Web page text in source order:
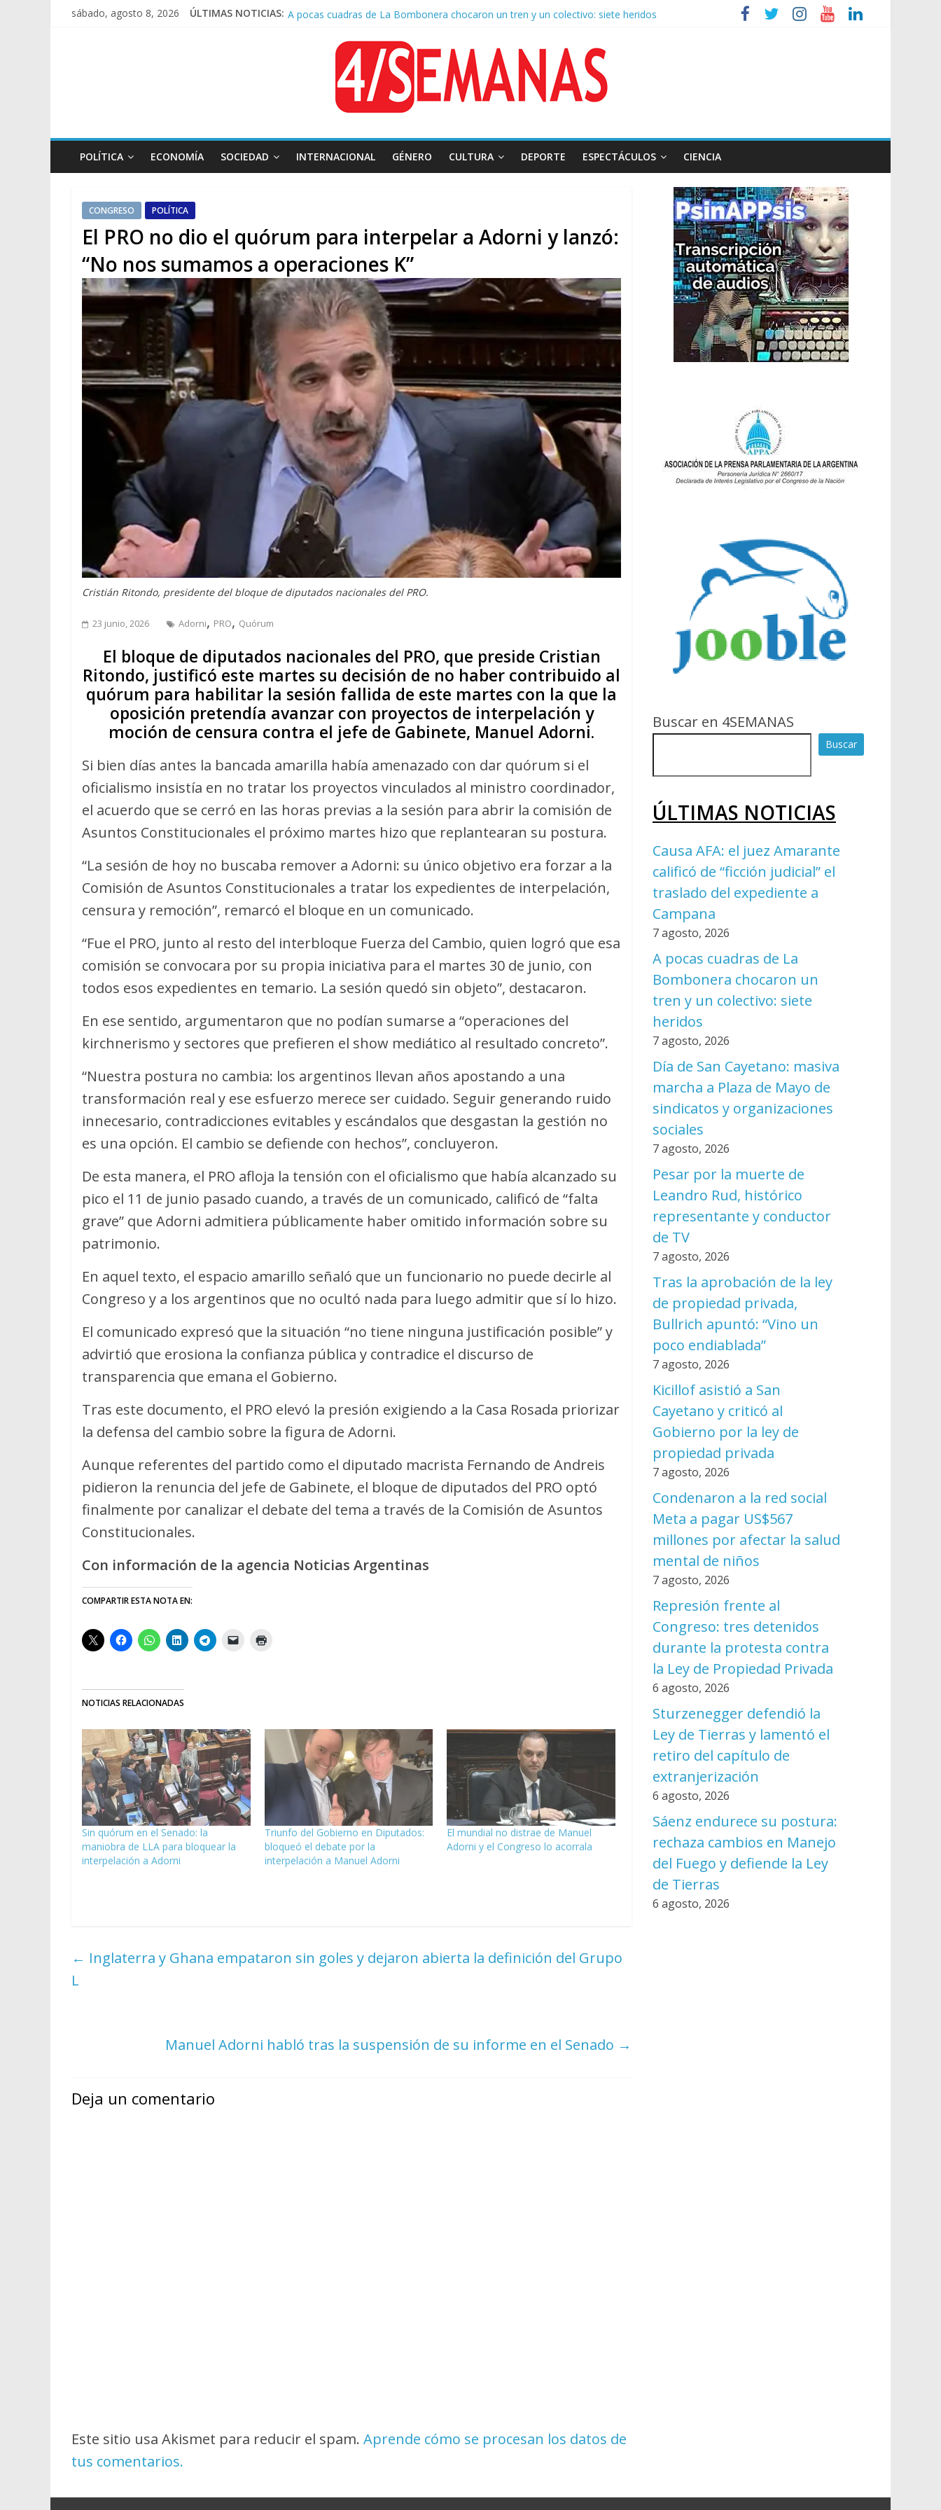
sábado, agosto 8, 2026 ÚLTIMAS NOTICIAS: A pocas cuadras de La Bombonera chocaron un tren y un colectivo: siete heridos
Pesar por la muerte de Leandro Rud, histórico representante y conductor de TV
Tras la aprobación de la ley de propiedad privada, Bullrich apuntó: “Vino un poco endiablada”
Causa AFA: el juez Amarante calificó de “ficción judicial” el traslado del expediente a Campana
POLÍTICA ECONOMÍA SOCIEDAD INTERNACIONAL GÉNERO CULTURA DEPORTE ESPECTÁCULOS CIENCIA
CONGRESO POLÍTICA
El PRO no dio el quórum para interpelar a Adorni y lanzó:
“No nos sumamos a operaciones K”
Cristián Ritondo, presidente del bloque de diputados nacionales del PRO.
23 junio, 2026 Adorni, PRO, Quórum
El bloque de diputados nacionales del PRO, que preside Cristian
Ritondo, justificó este martes su decisión de no haber contribuido al
quórum para habilitar la sesión fallida de este martes con la que la
oposición pretendía avanzar con proyectos de interpelación y
moción de censura contra el jefe de Gabinete, Manuel Adorni.
Si bien días antes la bancada amarilla había amenazado con dar quórum si el
oficialismo insistía en no tratar los proyectos vinculados al ministro coordinador,
el acuerdo que se cerró en las horas previas a la sesión para abrir la comisión de
Asuntos Constitucionales el próximo martes hizo que replantearan su postura.
“La sesión de hoy no buscaba remover a Adorni: su único objetivo era forzar a la
Comisión de Asuntos Constitucionales a tratar los expedientes de interpelación,
censura y remoción”, remarcó el bloque en un comunicado.
“Fue el PRO, junto al resto del interbloque Fuerza del Cambio, quien logró que esa
comisión se convocara por su propia iniciativa para el martes 30 de junio, con
todos esos expedientes en temario. La sesión quedó sin objeto”, destacaron.
En ese sentido, argumentaron que no podían sumarse a “operaciones del
kirchnerismo y sectores que prefieren el show mediático al resultado concreto”.
“Nuestra postura no cambia: los argentinos llevan años apostando a una
transformación real y ese esfuerzo merece ser cuidado. Seguir generando ruido
innecesario, contradicciones evitables y escándalos que desgastan la gestión no
es una opción. El cambio se defiende con hechos”, concluyeron.
De esta manera, el PRO afloja la tensión con el oficialismo que había alcanzado su
pico el 11 de junio pasado cuando, a través de un comunicado, calificó de “falta
grave” que Adorni admitiera públicamente haber omitido información sobre su
patrimonio.
En aquel texto, el espacio amarillo señaló que un funcionario no puede decirle al
Congreso y a los argentinos que no ocultó nada para luego admitir que sí lo hizo.
El comunicado expresó que la situación “no tiene ninguna justificación posible” y
advirtió que erosiona la confianza pública y contradice el discurso de
transparencia que emana el Gobierno.
Tras este documento, el PRO elevó la presión exigiendo a la Casa Rosada priorizar
la defensa del cambio sobre la figura de Adorni.
Aunque referentes del partido como el diputado macrista Fernando de Andreis
pidieron la renuncia del jefe de Gabinete, el bloque de diputados del PRO optó
finalmente por canalizar el debate del tema a través de la Comisión de Asuntos
Constitucionales.
Con información de la agencia Noticias Argentinas
COMPARTIR ESTA NOTA EN:
NOTICIAS RELACIONADAS
Sin quórum en el Senado: la
maniobra de LLA para bloquear la
interpelación a Adorni
Triunfo del Gobierno en Diputados:
bloqueó el debate por la
interpelación a Manuel Adorni
El mundial no distrae de Manuel
Adorni y el Congreso lo acorrala
← Inglaterra y Ghana empataron sin goles y dejaron abierta la definición del Grupo
L
Manuel Adorni habló tras la suspensión de su informe en el Senado →
Deja un comentario
Este sitio usa Akismet para reducir el spam. Aprende cómo se procesan los datos de
tus comentarios.
Buscar en 4SEMANAS
Buscar
ÚLTIMAS NOTICIAS
Causa AFA: el juez Amarante
calificó de “ficción judicial” el
traslado del expediente a
Campana
7 agosto, 2026
A pocas cuadras de La
Bombonera chocaron un
tren y un colectivo: siete
heridos
7 agosto, 2026
Día de San Cayetano: masiva
marcha a Plaza de Mayo de
sindicatos y organizaciones
sociales
7 agosto, 2026
Pesar por la muerte de
Leandro Rud, histórico
representante y conductor
de TV
7 agosto, 2026
Tras la aprobación de la ley
de propiedad privada,
Bullrich apuntó: “Vino un
poco endiablada”
7 agosto, 2026
Kicillof asistió a San
Cayetano y criticó al
Gobierno por la ley de
propiedad privada
7 agosto, 2026
Condenaron a la red social
Meta a pagar US$567
millones por afectar la salud
mental de niños
7 agosto, 2026
Represión frente al
Congreso: tres detenidos
durante la protesta contra
la Ley de Propiedad Privada
6 agosto, 2026
Sturzenegger defendió la
Ley de Tierras y lamentó el
retiro del capítulo de
extranjerización
6 agosto, 2026
Sáenz endurece su postura:
rechaza cambios en Manejo
del Fuego y defiende la Ley
de Tierras
6 agosto, 2026